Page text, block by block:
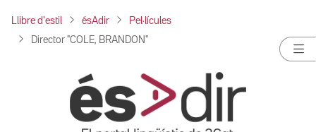
Llibre d'estil ésAdir Pel·lícules
Director "COLE, BRANDON"